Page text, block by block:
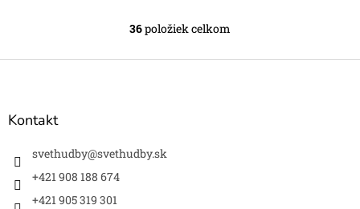
O
l
36položiek celkom
Z
Kontakt
svethudby@svethudby.sk
+421 908 188 674
+421 905 319 301